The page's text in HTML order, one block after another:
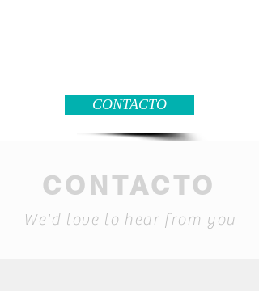
CONTACTO
CONTACTO
We'd love to hear from you